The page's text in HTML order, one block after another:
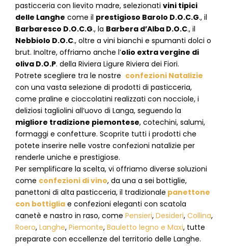
pasticceria con lievito madre, selezionati vini tipici
delle Langhe come il prestigioso Barolo D.O.C.G., il
Barbaresco D.O.C.G., la Barbera d’Alba D.O.C., il
Nebbiolo D.O.C., oltre a vini bianchi e spumanti dolci o
brut. Inoltre, offriamo anche l’olio extra vergine di
oliva D.O.P. della Riviera Ligure Riviera dei Fiori.
Potrete scegliere tra le nostre confezioni Natalizie
con una vasta selezione di prodotti di pasticceria,
come praline e cioccolatini realizzati con nocciole, i
deliziosi tagliolini all’uovo di Langa, seguendo la
migliore tradizione piemontese, cotechini, salumi,
formaggi e confetture. Scoprite tutti i prodotti che
potete inserire nelle vostre confezioni natalizie per
renderle uniche e prestigiose.
Per semplificare la scelta, vi offriamo diverse soluzioni
come confezioni di vino, da una a sei bottiglie,
panettoni di alta pasticceria, il tradizionale panettone
con bottiglia e confezioni eleganti con scatola
canetè e nastro in raso, come Pensieri, Desideri, Collina,
Roero, Langhe, Piemonte, Bauletto legno e Maxi, tutte
preparate con eccellenze del territorio delle Langhe.